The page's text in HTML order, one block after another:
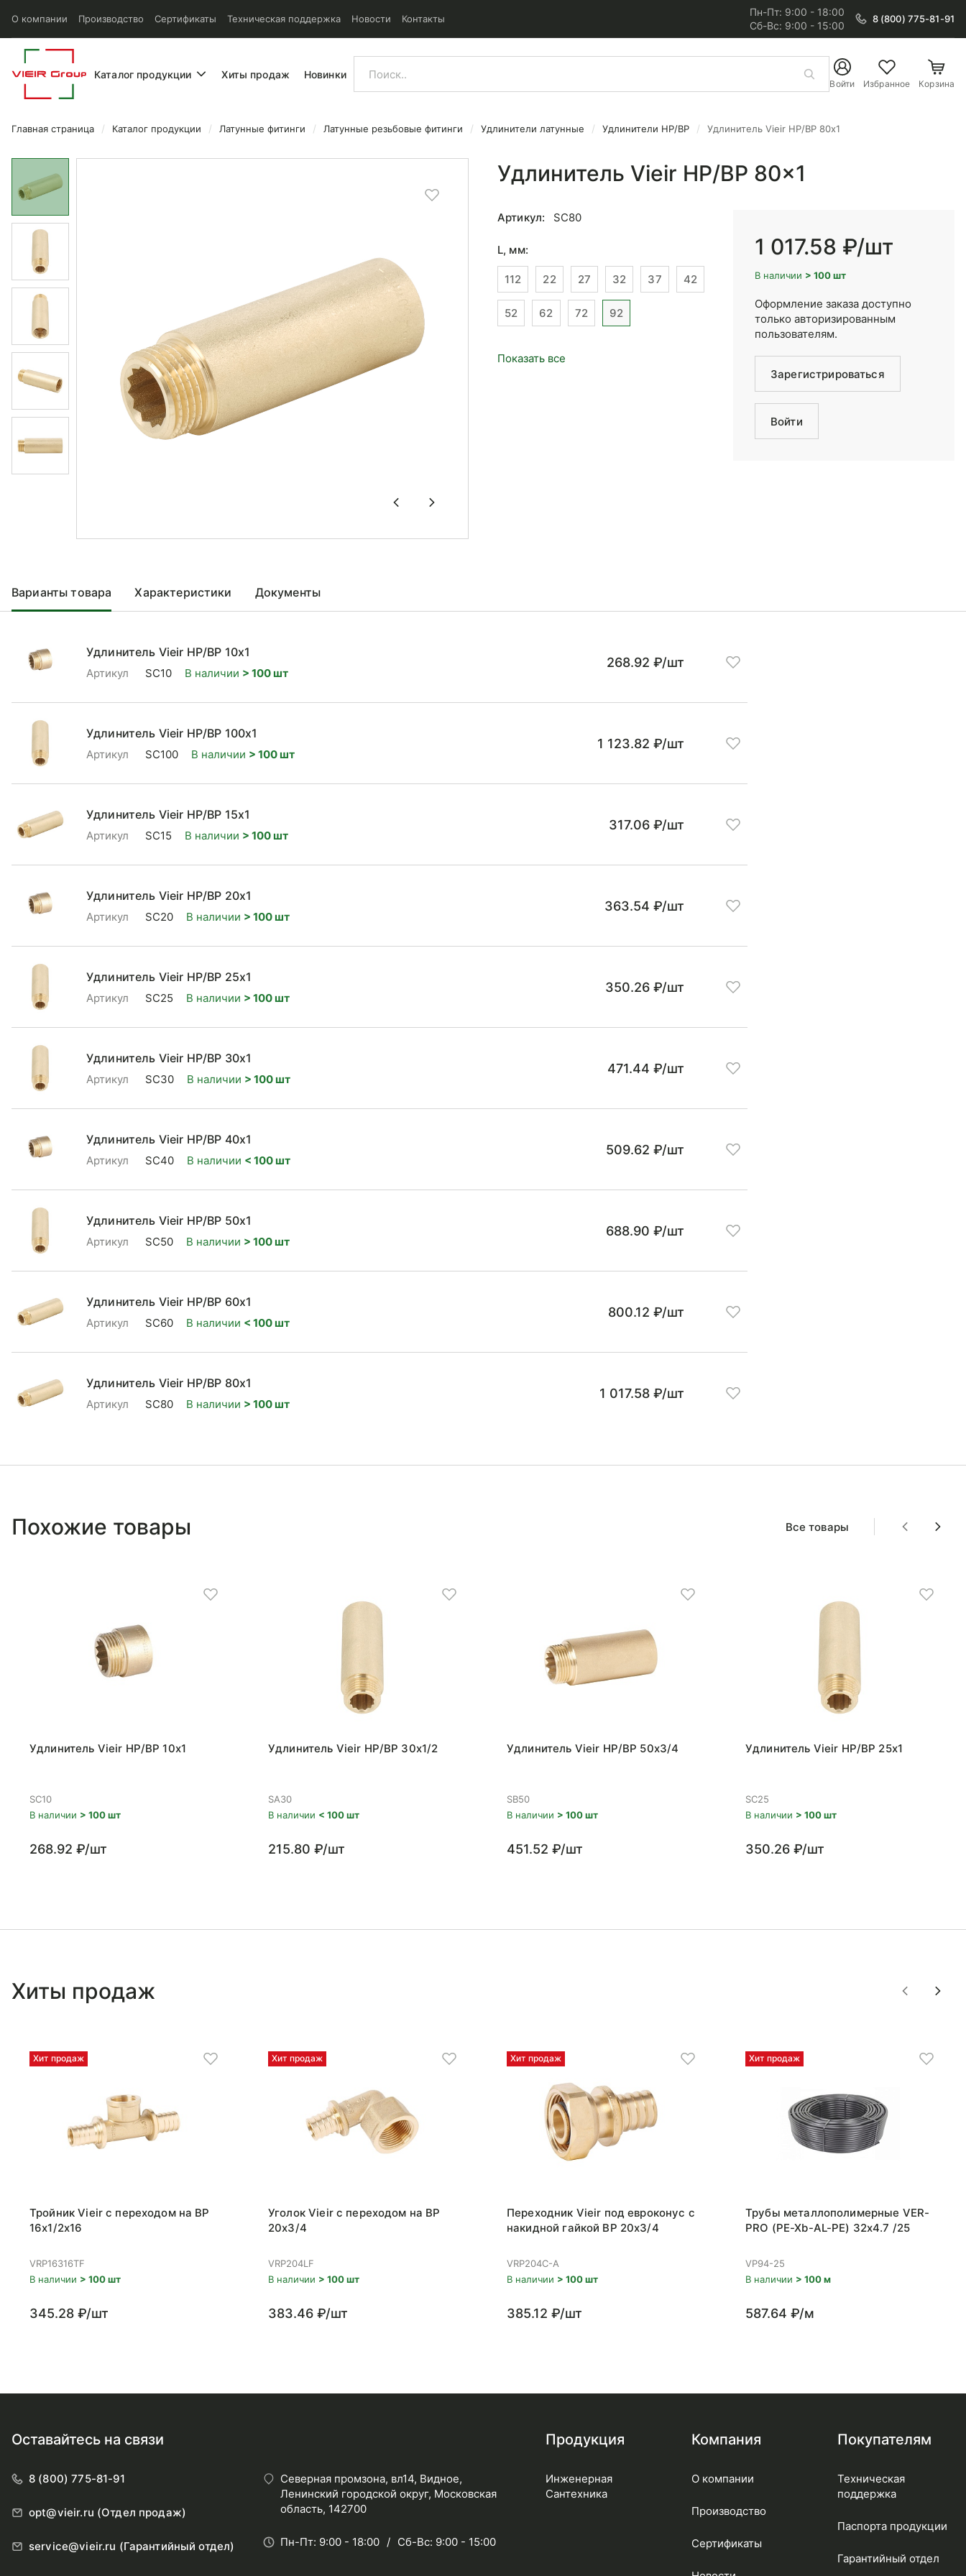
О компании Производство Сертификаты Техническая поддержка Новости Контакты
Пн-Пт: 9:00 - 18:00
Сб-Вс: 9:00 - 15:00
8 (800) 775-81-91
Каталог продукции Хиты продаж Новинки
Войти Избранное Корзина
Главная страница Каталог продукции Латунные фитинги Латунные резьбовые фитинги Удлинители латунные Удлинители НР/ВР Удлинитель Vieir НР/ВР 80x1
Удлинитель Vieir НР/ВР 80x1
Артикул: SC80
L, мм:
112 22 27 32 37 42
52 62 72 92
Показать все
1 017.58 ₽/шт
В наличии > 100 шт
Оформление заказа доступно
только авторизированным
пользователям.
Зарегистрироваться
Войти
Варианты товара Характеристики Документы
Удлинитель Vieir НР/ВР 10x1
Артикул SC10 В наличии > 100 шт
268.92 ₽/шт
Удлинитель Vieir НР/ВР 100x1
Артикул SC100 В наличии > 100 шт
1 123.82 ₽/шт
Удлинитель Vieir НР/ВР 15x1
Артикул SC15 В наличии > 100 шт
317.06 ₽/шт
Удлинитель Vieir НР/ВР 20x1
Артикул SC20 В наличии > 100 шт
363.54 ₽/шт
Удлинитель Vieir НР/ВР 25x1
Артикул SC25 В наличии > 100 шт
350.26 ₽/шт
Удлинитель Vieir НР/ВР 30x1
Артикул SC30 В наличии > 100 шт
471.44 ₽/шт
Удлинитель Vieir НР/ВР 40x1
Артикул SC40 В наличии < 100 шт
509.62 ₽/шт
Удлинитель Vieir НР/ВР 50x1
Артикул SC50 В наличии > 100 шт
688.90 ₽/шт
Удлинитель Vieir НР/ВР 60x1
Артикул SC60 В наличии < 100 шт
800.12 ₽/шт
Удлинитель Vieir НР/ВР 80x1
Артикул SC80 В наличии > 100 шт
1 017.58 ₽/шт
Похожие товары Все товары
Удлинитель Vieir НР/ВР 10x1
SC10
В наличии > 100 шт
268.92 ₽/шт
Удлинитель Vieir НР/ВР 30x1/2
SA30
В наличии < 100 шт
215.80 ₽/шт
Удлинитель Vieir НР/ВР 50x3/4
SB50
В наличии > 100 шт
451.52 ₽/шт
Удлинитель Vieir НР/ВР 25x1
SC25
В наличии > 100 шт
350.26 ₽/шт
Хиты продаж
Хит продаж
Тройник Vieir с переходом на ВР
16x1/2x16
VRP16316TF
В наличии > 100 шт
345.28 ₽/шт
Хит продаж
Уголок Vieir с переходом на ВР
20x3/4
VRP204LF
В наличии > 100 шт
383.46 ₽/шт
Хит продаж
Переходник Vieir под евроконус с
накидной гайкой ВР 20x3/4
VRP204C-A
В наличии > 100 шт
385.12 ₽/шт
Хит продаж
Трубы металлополимерные VER-
PRO (PE-Xb-AL-PE) 32x4.7 /25
VP94-25
В наличии > 100 м
587.64 ₽/м
Оставайтесь на связи
8 (800) 775-81-91
opt@vieir.ru (Отдел продаж)
service@vieir.ru (Гарантийный отдел)
Северная промзона, вл14, Видное,
Ленинский городской округ, Московская
область, 142700
Пн-Пт: 9:00 - 18:00 Сб-Вс: 9:00 - 15:00
Продукция
Инженерная
Сантехника
Компания
О компании
Производство
Сертификаты
Покупателям
Техническая
поддержка
Паспорта продукции
Гарантийный отдел